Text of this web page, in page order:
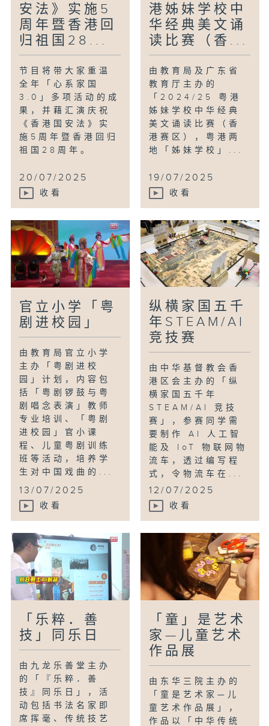
安法》实施5
周年暨香港回
归祖国28...
节目将带大家重温
全年「心系家国
3.0」多项活动的成
果，并藉汇演庆祝
《香港国安法》实
施5周年暨香港回归
祖国28周年。
20/07/2025
收看
港姊妹学校中
华经典美文诵
读比赛（香...
由教育局及广东省
教育厅主办的
「2024/25 粤港
姊妹学校中华经典
美文诵读比赛（香
港赛区），粤港两
地「姊妹学校」...
19/07/2025
收看
官立小学「粤
剧进校园」
由教育局官立小学
主办「粤剧进校
园」计划，内容包
括「粤剧锣鼓与粤
剧唱念表演」教师
专业培训、「粤剧
进校园」官小课
程、儿童粤剧训练
班等活动，培养学
生对中国戏曲的...
13/07/2025
收看
纵横家国五千
年STEAM/AI
竞技赛
由中华基督教会香
港区会主办的「纵
横家国五千年
STEAM/AI 竞技
赛」，参赛同学需
要制作 AI 人工智
能及 IoT 物联网物
流车，透过编写程
式，令物流车在...
12/07/2025
收看
「乐粹．善
技」同乐日
由九龙乐善堂主办
的「『乐粹．善
技』同乐日」，活
动包括书法名家即
席挥毫、传统技艺
「童」是艺术
家—儿童艺术
作品展
由东华三院主办的
「童是艺术家—儿
童艺术作品展」，
作品以「中华传统